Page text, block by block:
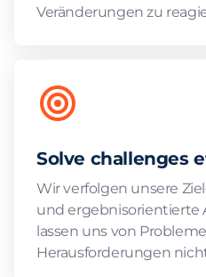
Veränderungen zu
Solve challenges
Wir verfolgen unsere
und ergebnisorientierte
lassen uns von
Herausforderungen